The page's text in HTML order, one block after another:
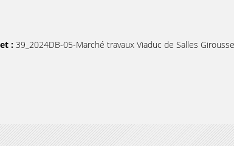
: 39_2024DB-05-Marché travaux Viaduc de Salles